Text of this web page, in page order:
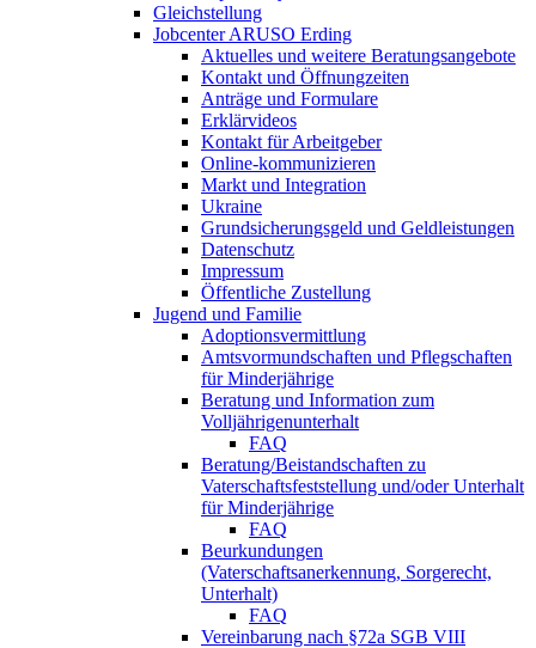
Gleichstellung
Jobcenter ARUSO Erding
Aktuelles und weitere Beratungsangebote
Kontakt und Öffnungzeiten
Anträge und Formulare
Erklärvideos
Kontakt für Arbeitgeber
Online-kommunizieren
Markt und Integration
Ukraine
Grundsicherungsgeld und Geldleistungen
Datenschutz
Impressum
Öffentliche Zustellung
Jugend und Familie
Adoptionsvermittlung
Amtsvormundschaften und Pflegschaften
für Minderjährige
Beratung und Information zum
Volljährigenunterhalt
FAQ
Beratung/Beistandschaften zu
Vaterschaftsfeststellung und/oder Unterhalt
für Minderjährige
FAQ
Beurkundungen
(Vaterschaftsanerkennung, Sorgerecht,
Unterhalt)
FAQ
Vereinbarung nach §72a SGB VIII